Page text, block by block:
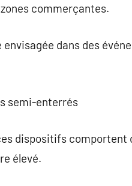
commerçantes.
dans des
semi-enterrés
dispositifs comportent
élevé.